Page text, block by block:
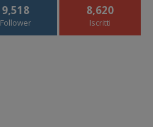
9,518
Follower
8,620
Iscritti